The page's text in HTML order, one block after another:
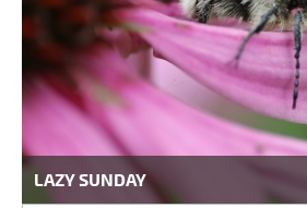
LAZY SUNDAY